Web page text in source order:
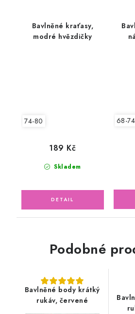
Bavlněné kraťasy,
modré hvězdičky
74-80
Skladem
189 Kč
68-74
Podobné
Bavlněné body krátký
rukáv, červené